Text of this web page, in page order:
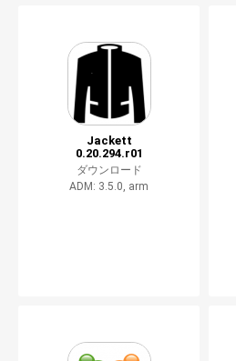
Jackett
0.20.294.r01
ダウンロード
ADM: 3.5.0, arm